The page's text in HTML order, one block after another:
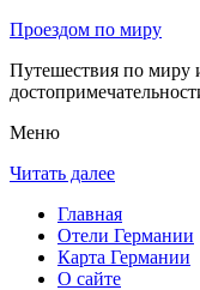
Проездом по миру
Путешествия по миру
Меню
Читать далее
Главная
Отели Германии
Карта Германии
О сайте